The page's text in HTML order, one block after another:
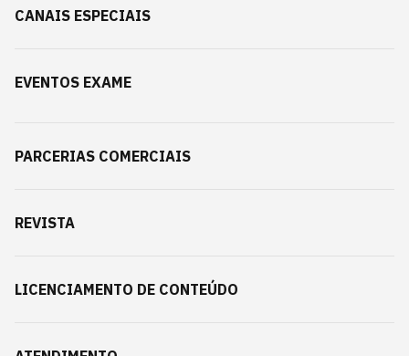
CANAIS ESPECIAIS
EVENTOS EXAME
PARCERIAS COMERCIAIS
REVISTA
LICENCIAMENTO DE CONTEÚDO